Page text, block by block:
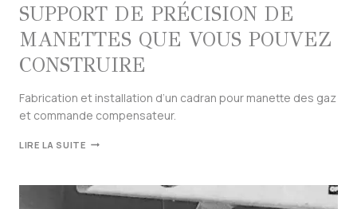
SUPPORT DE PRÉCISION DE
MANETTES QUE VOUS POUVEZ
CONSTRUIRE
Fabrication et installation d’un cadran pour manette des gaz
et commande compensateur.
LIRE LA SUITE